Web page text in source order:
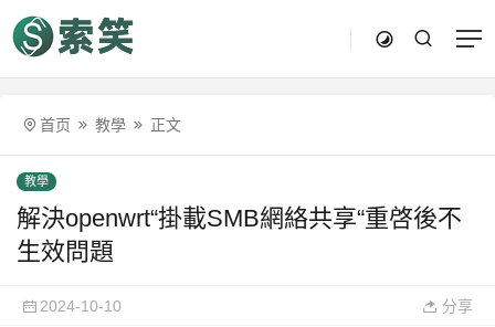
首页 教學 正文
教學
解決openwrt“掛載SMB網絡共享“重啓後不
生效問題
2024-10-10 分享